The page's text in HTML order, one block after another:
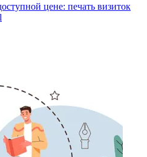
цене: печать визиток